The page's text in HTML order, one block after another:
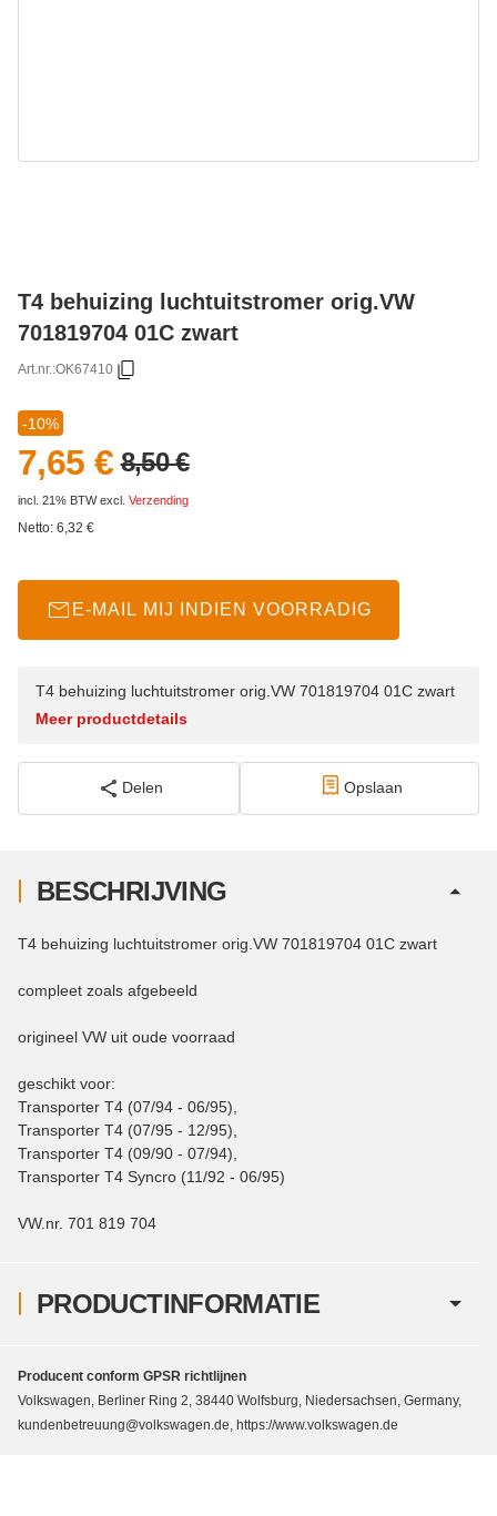
T4 behuizing luchtuitstromer orig.VW
701819704 01C zwart
Art.nr.:OK67410
-10%
7,65 € 8,50 €
incl. 21% BTWexcl. Verzending
Netto: 6,32 €
E-MAIL MIJ INDIEN VOORRADIG
T4 behuizing luchtuitstromer orig.VW 701819704 01C zwart
Meer productdetails
Delen Opslaan
PRODUCTINFORMATIE
BESCHRIJVING
T4 behuizing luchtuitstromer orig.VW 701819704 01C zwart
compleet zoals afgebeeld
origineel VW uit oude voorraad
geschikt voor:
Transporter T4 (07/94 - 06/95),
Transporter T4 (07/95 - 12/95),
Transporter T4 (09/90 - 07/94),
Transporter T4 Syncro (11/92 - 06/95)
VW.nr. 701 819 704
Producent conform GPSR richtlijnen
Volkswagen, Berliner Ring 2, 38440 Wolfsburg, Niedersachsen, Germany,
kundenbetreuung@volkswagen.de, https://www.volkswagen.de